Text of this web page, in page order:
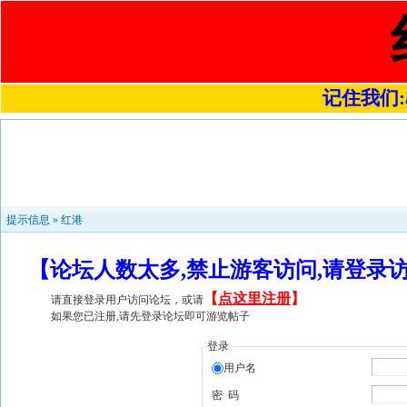
记住我们
提示信息 » 红港
【论坛人数太多,禁止游客访问,请登
请直接登录用户访问论坛，或请 【 点这里注册】
如果您已注册,请先登录论坛即可游览帖子
登录
用户名
密 码